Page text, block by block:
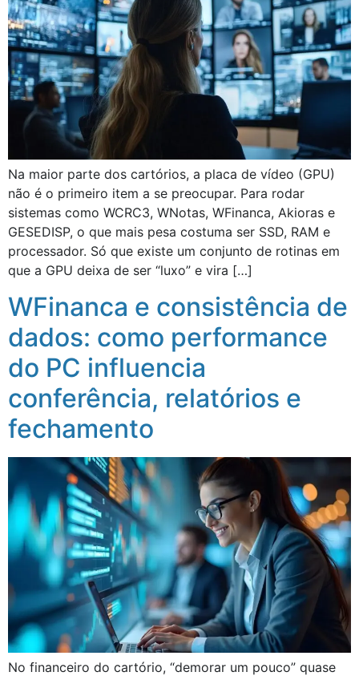
Na maior parte dos cartórios, a placa de vídeo (GPU)
não é o primeiro item a se preocupar. Para rodar
sistemas como WCRC3, WNotas, WFinanca, Akioras e
GESEDISP, o que mais pesa costuma ser SSD, RAM e
processador. Só que existe um conjunto de rotinas em
que a GPU deixa de ser “luxo” e vira […]
WFinanca e consistência de
dados: como performance
do PC influencia
conferência, relatórios e
fechamento
No financeiro do cartório, “demorar um pouco” quase